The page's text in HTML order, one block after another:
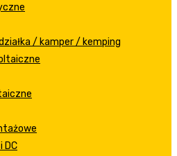
/ kamper / kemping
DC